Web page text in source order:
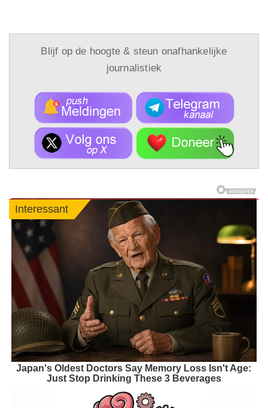
Blijf op de hoogte & steun onafhankelijke
journalistiek
Interessant
Japan's Oldest Doctors Say Memory Loss Isn't Age:
Just Stop Drinking These 3 Beverages